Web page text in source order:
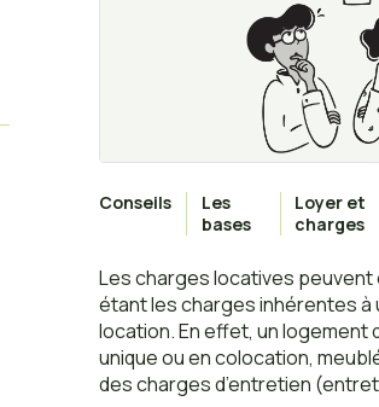
Conseils
Les
bases
Loyer et
charges
Les charges locatives
étant les charges inhérentes à
location. En effet, un logement
unique ou en colocation,
des charges d’entretien